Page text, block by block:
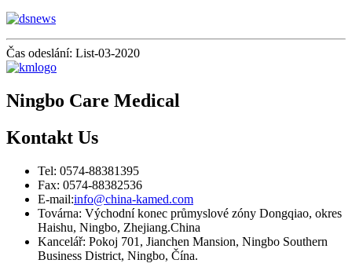
Čas odeslání: List-03-2020
Ningbo Care Medical
Kontakt Us
Tel: 0574-88381395
Fax: 0574-88382536
E-mail:info@china-kamed.com
Továrna: Východní konec průmyslové zóny Dongqiao, okres
Haishu, Ningbo, Zhejiang.China
Kancelář: Pokoj 701, Jianchen Mansion, Ningbo Southern
Business District, Ningbo, Čína.